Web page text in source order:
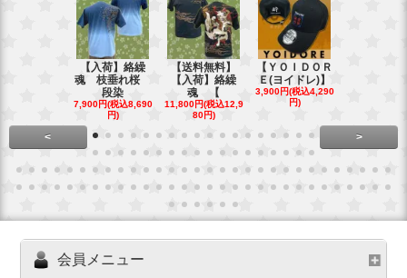
【入荷】絡繰
魂 枝垂れ桜
段染
7,900円(税込8,690
円)
【送料無料】
【入荷】絡繰
魂 【
11,800円(税込12,9
80円)
【ＹＯＩＤＯＲ
Ｅ(ヨイドレ)】
3,900円(税込4,290
円)
< >
会員メニュー